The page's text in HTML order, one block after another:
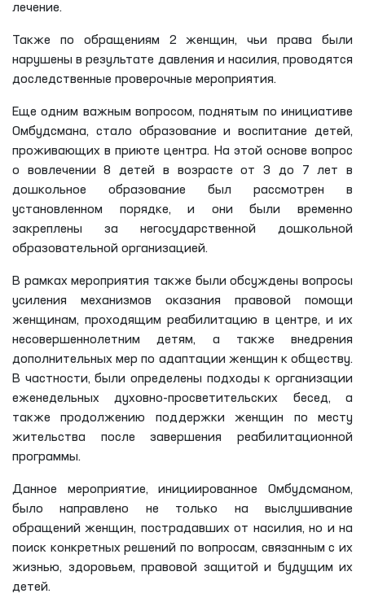
лечение.
Также по обращениям 2 женщин, чьи права были
нарушены в результате давления и насилия, проводятся
доследственные проверочные мероприятия.
Еще одним важным вопросом, поднятым по инициативе
Омбудсмана, стало образование и воспитание детей,
проживающих в приюте центра. На этой основе вопрос
о вовлечении 8 детей в возрасте от 3 до 7 лет в
дошкольное образование был рассмотрен в
установленном порядке, и они были временно
закреплены за негосударственной дошкольной
образовательной организацией.
В рамках мероприятия также были обсуждены вопросы
усиления механизмов оказания правовой помощи
женщинам, проходящим реабилитацию в центре, и их
несовершеннолетним детям, а также внедрения
дополнительных мер по адаптации женщин к обществу.
В частности, были определены подходы к организации
еженедельных духовно-просветительских бесед, а
также продолжению поддержки женщин по месту
жительства после завершения реабилитационной
программы.
Данное мероприятие, инициированное Омбудсманом,
было направлено не только на выслушивание
обращений женщин, пострадавших от насилия, но и на
поиск конкретных решений по вопросам, связанным с их
жизнью, здоровьем, правовой защитой и будущим их
детей.